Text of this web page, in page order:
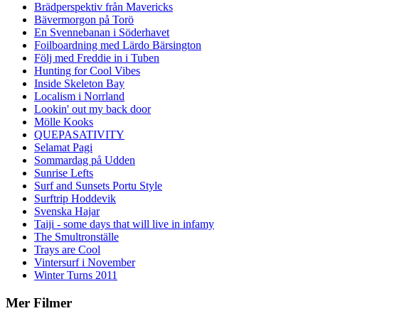
Brädperspektiv från Mavericks
Bävermorgon på Torö
En Svennebanan i Söderhavet
Foilboardning med Lärdo Bärsington
Följ med Freddie in i Tuben
Hunting for Cool Vibes
Inside Skeleton Bay
Localism i Norrland
Lookin' out my back door
Mölle Kooks
QUEPASATIVITY
Selamat Pagi
Sommardag på Udden
Sunrise Lefts
Surf and Sunsets Portu Style
Surftrip Hoddevik
Svenska Hajar
Taiji - some days that will live in infamy
The Smultronställe
Trays are Cool
Vintersurf i November
Winter Turns 2011
Mer Filmer